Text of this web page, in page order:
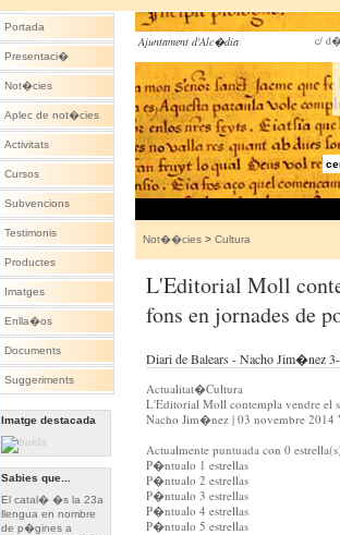
Portada
Presentaci�
Not�cies
Aplec de not�cies
Activitats
Cursos
Subvencions
Testimonis
Productes
Imatges
Enlla�os
Documents
Suggeriments
Imatge destacada
Sabies que...
El catal� �s la 23a
llengua en nombre
de p�gines a
Ajuntament d'Alc�dia c/
Not��cies > Cultura
L'Editorial Moll
fons en jornades de
Diari de Balears - Nacho Jim�nez
Actualitat�Cultura
L'Editorial Moll contempla vendre el
Nacho Jim�nez | 03 novembre 2014
Actualmente puntuada con 0
P�ntualo 1 estrellas
P�ntualo 2 estrellas
P�ntualo 3 estrellas
P�ntualo 4 estrellas
P�ntualo 5 estrellas